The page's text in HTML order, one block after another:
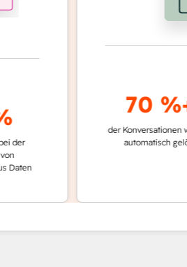
70 %+
der Konversationen werden
automatisch gelöst